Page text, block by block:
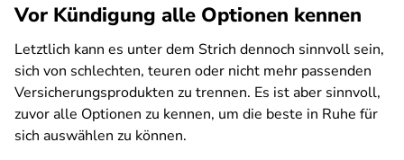
Vor Kündigung alle Optionen kennen
Letztlich kann es unter dem Strich dennoch sinnvoll sein,
sich von schlechten, teuren oder nicht mehr passenden
Versicherungsprodukten zu trennen. Es ist aber sinnvoll,
zuvor alle Optionen zu kennen, um die beste in Ruhe für
sich auswählen zu können.